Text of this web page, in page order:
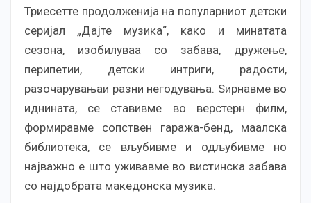
Триесетте продолженија на популарниот детски
серијал „Дајте музика“, како и минатата
сезона, изобилуваа со забава, дружење,
перипетии, детски интриги, радости,
разочарувањаи разни негодувања. Ѕирнавме во
иднината, се ставивме во верстерн филм,
формиравме сопствен гаража-бенд, маалска
библиотека, се вљубивме и одљубивме но
најважно е што уживавме во вистинска забава
со најдобрата македонска музика.